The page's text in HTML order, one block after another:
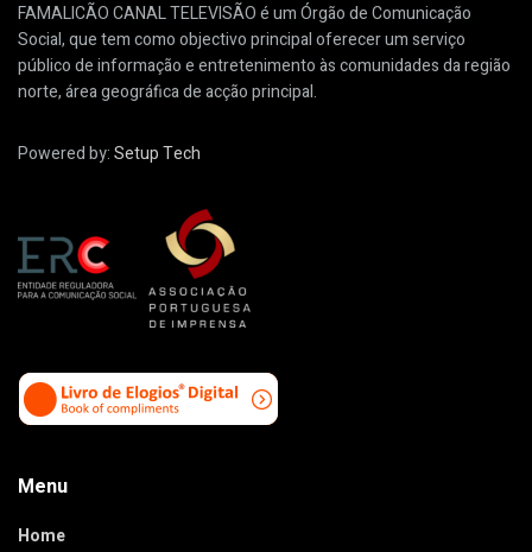
FAMALICÃO CANAL TELEVISÃO é um Órgão de Comunicação
Social, que tem como objectivo principal oferecer um serviço
público de informação e entretenimento às comunidades da região
norte, área geográfica de acção principal.
Powered by:Setup Tech
Menu
Home